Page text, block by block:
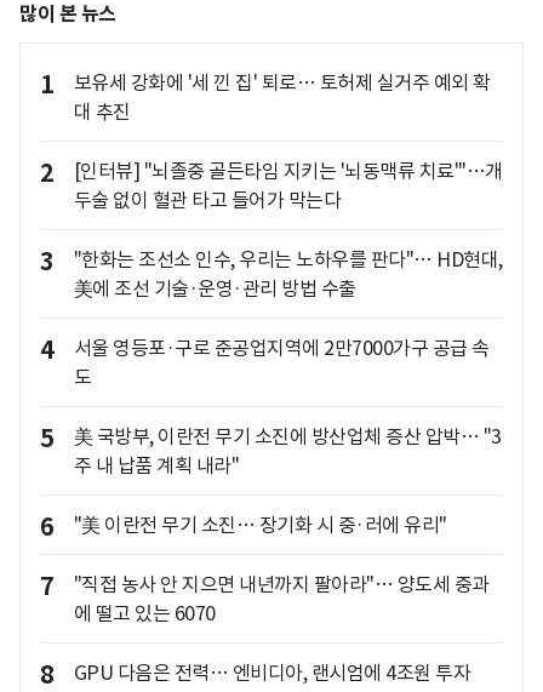
많이 본 뉴스
1
보유세 강화에 '세 낀 집' 퇴로… 토허제 실거주 예외 확
대 추진
2
[인터뷰] "뇌졸중 골든타임 지키는 '뇌동맥류 치료'"…개
두술 없이 혈관 타고 들어가 막는다
3
"한화는 조선소 인수, 우리는 노하우를 판다"… HD현대,
美에 조선 기술·운영·관리 방법 수출
4
서울 영등포·구로 준공업지역에 2만7000가구 공급 속
도
5
美 국방부, 이란전 무기 소진에 방산업체 증산 압박… "3
주 내 납품 계획 내라"
6 "美 이란전 무기 소진… 장기화 시 중·러에 유리"
7
"직접 농사 안 지으면 내년까지 팔아라"… 양도세 중과
에 떨고 있는 6070
8 GPU 다음은 전력… 엔비디아, 랜시엄에 4조원 투자